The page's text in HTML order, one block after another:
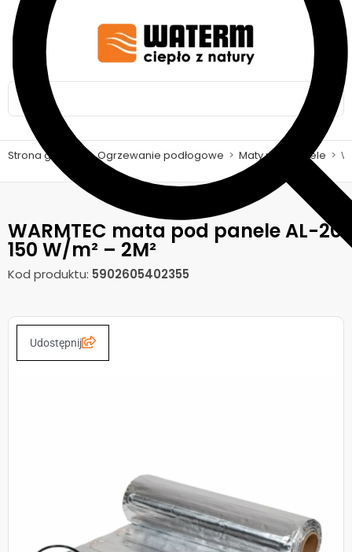
Strona główna > Ogrzewanie podłogowe > Maty pod panele >
WARMTEC mata pod panele AL-20
150 W/m² – 2M²
Kod produktu: 5902605402355
Udostępnij